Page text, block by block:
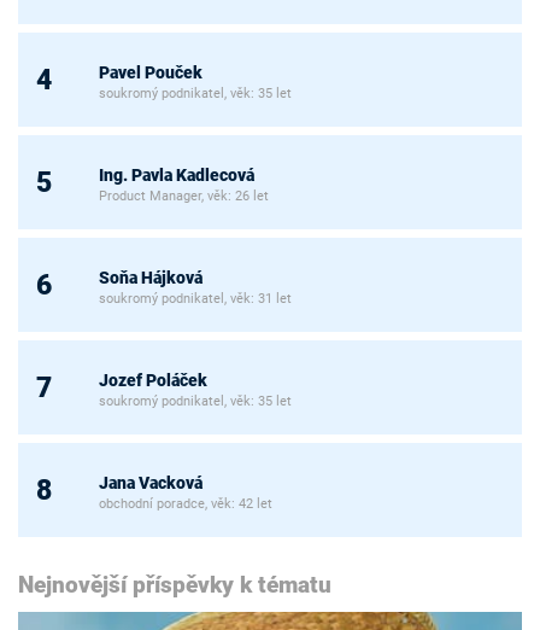
4 Pavel Pouček
soukromý podnikatel, věk: 35 let
5 Ing. Pavla Kadlecová
Product Manager, věk: 26 let
6 Soňa Hájková
soukromý podnikatel, věk: 31 let
7 Jozef Poláček
soukromý podnikatel, věk: 35 let
8 Jana Vacková
obchodní poradce, věk: 42 let
Nejnovější příspěvky k tématu